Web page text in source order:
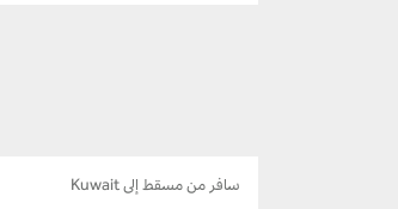
سافر من مسقط إلى Kuwait